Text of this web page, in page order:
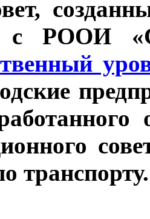
с РООИ
транспорту.